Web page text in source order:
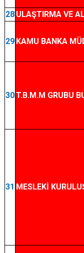
28 ULAŞTIRMA VE
29 KAMU BANKA
30T.B.M.M GRUBU
31 MESLEKİ